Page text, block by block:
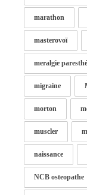
marathon
masterovoï
meralgie
migraine
morton
muscler
naissance
NCB osteopathe